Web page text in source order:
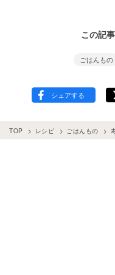
この記
ごはんもの
TOP レシピ ごはんもの